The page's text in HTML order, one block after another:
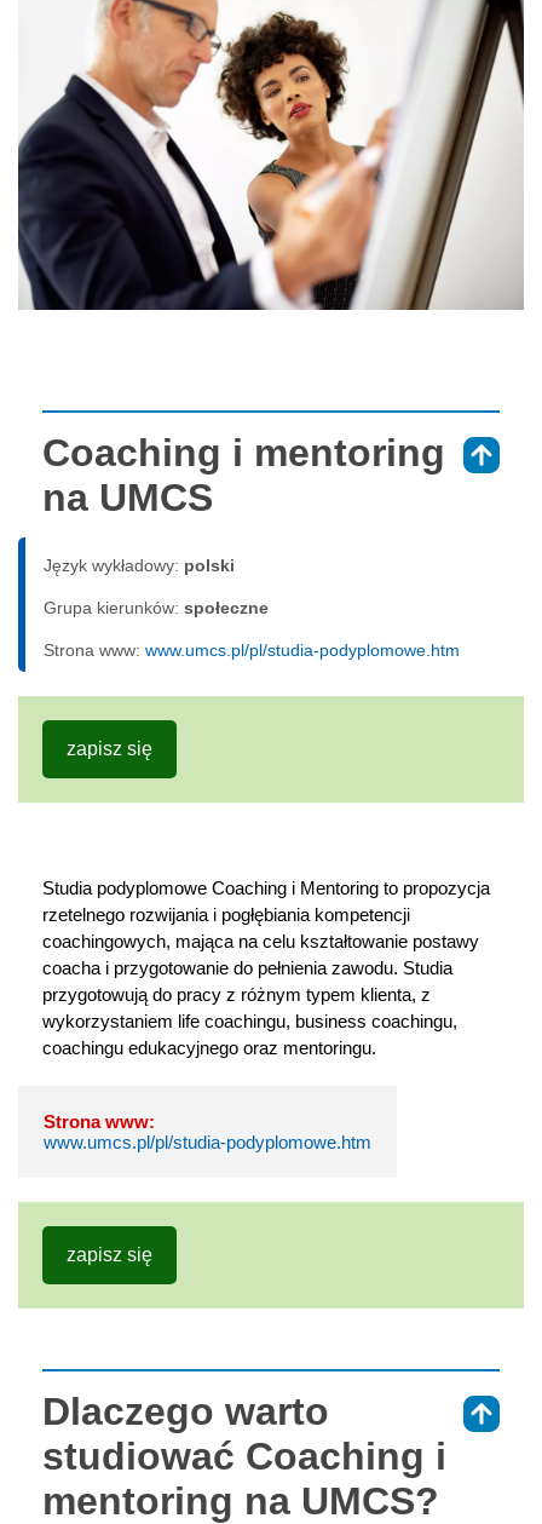
Coaching i mentoring
na UMCS
Język wykładowy: polski
Grupa kierunków: społeczne
Strona www: www.umcs.pl/pl/studia-podyplomowe.htm
zapisz się
Studia podyplomowe Coaching i Mentoring to propozycja
rzetelnego rozwijania i pogłębiania kompetencji
coachingowych, mająca na celu kształtowanie postawy
coacha i przygotowanie do pełnienia zawodu. Studia
przygotowują do pracy z różnym typem klienta, z
wykorzystaniem life coachingu, business coachingu,
coachingu edukacyjnego oraz mentoringu.
Strona www:
www.umcs.pl/pl/studia-podyplomowe.htm
zapisz się
Dlaczego warto
studiować Coaching i
mentoring na UMCS?